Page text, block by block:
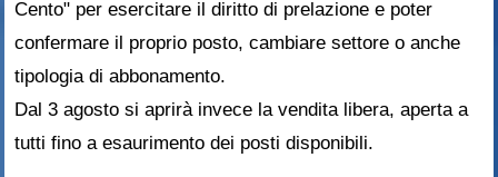
Cento" per esercitare il diritto di prelazione e poter
confermare il proprio posto, cambiare settore o anche
tipologia di abbonamento.
Dal 3 agosto si aprirà invece la vendita libera, aperta a
tutti fino a esaurimento dei posti disponibili.